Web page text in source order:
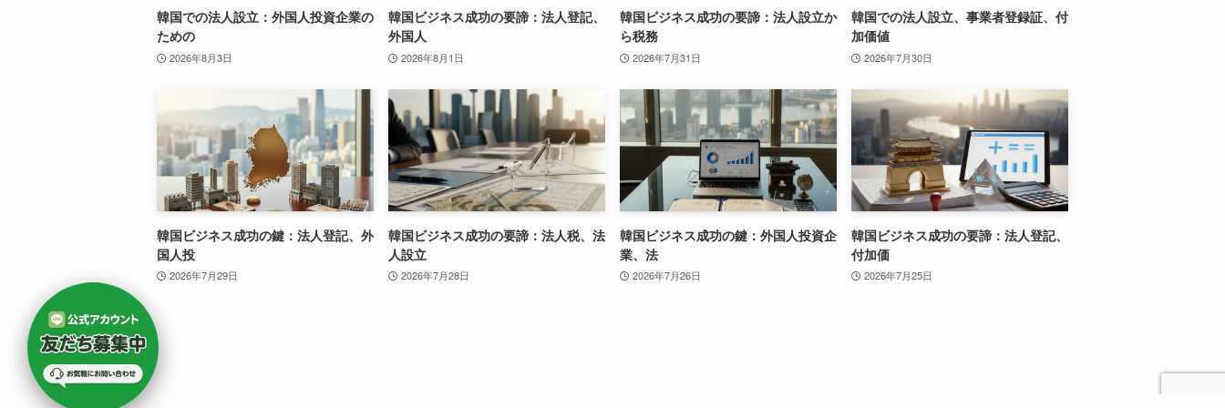
韓国での法人設立：外国人投資企業の
ための
2026年8月3日
韓国ビジネス成功の要諦：法人登記、
外国人
2026年8月1日
韓国ビジネス成功の要諦：法人設立か
ら税務
2026年7月31日
韓国での法人設立、事業者登録証、付
加価値
2026年7月30日
韓国ビジネス成功の鍵：法人登記、外
国人投
2026年7月29日
韓国ビジネス成功の要諦：法人税、法
人設立
2026年7月28日
韓国ビジネス成功の鍵：外国人投資企
業、法
2026年7月26日
韓国ビジネス成功の要諦：法人登記、
付加価
2026年7月25日